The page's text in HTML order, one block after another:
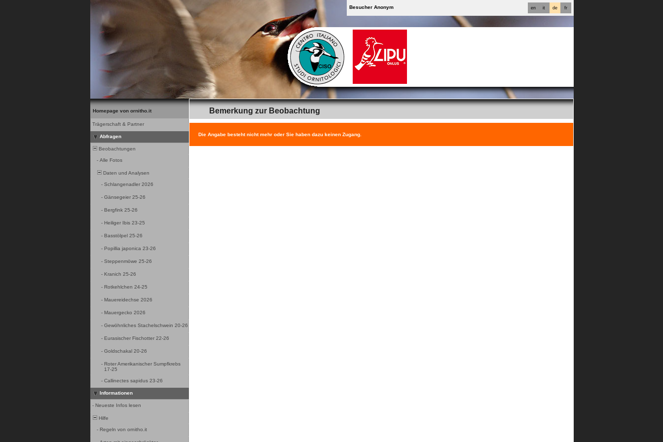
fr
de
it
en
Besucher Anonym
Homepage von ornitho.it
Trägerschaft & Partner
Abfragen
Beobachtungen
- Alle Fotos
Daten und Analysen
- Schlangenadler 2026
- Gänsegeier 25-26
- Bergfink 25-26
- Heiliger Ibis 23-25
- Basstölpel 25-26
- Popillia japonica 23-26
- Steppenmöwe 25-26
- Kranich 25-26
- Rotkehlchen 24-25
- Mauereidechse 2026
- Mauergecko 2026
- Gewöhnliches Stachelschwein 20-26
- Eurasischer Fischotter 22-26
- Goldschakal 20-26
- Roter Amerikanischer Sumpfkrebs
17-25
- Callinectes sapidus 23-26
Informationen
- Neueste Infos lesen
Hilfe
- Regeln von ornitho.it
Bemerkung zur Beobachtung
Die Angabe besteht nicht mehr oder Sie haben dazu keinen Zugang.